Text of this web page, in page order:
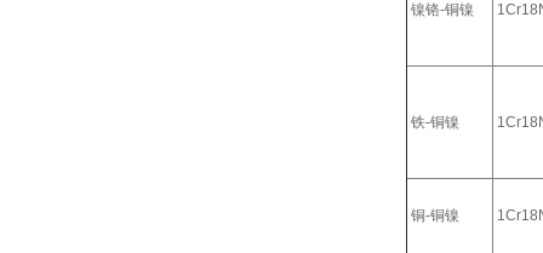
镍铬-铜镍
铁-铜镍
铜-铜镍